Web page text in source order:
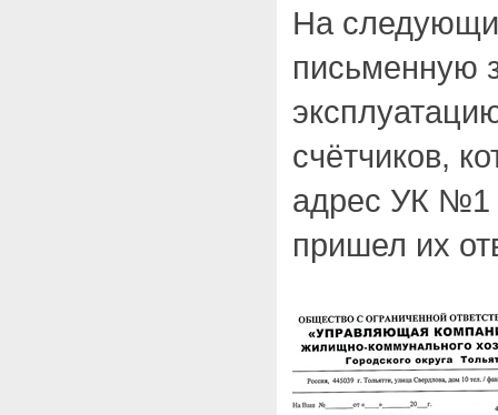
На
письменную
счётчиков,
адрес УК №1
пришел их